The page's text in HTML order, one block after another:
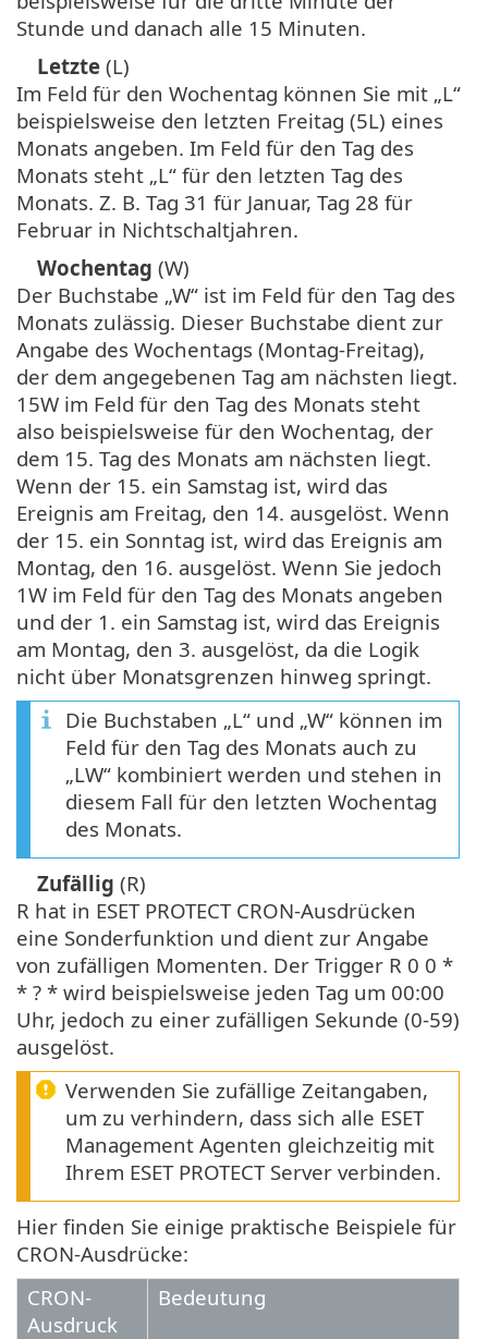
Stunde und danach alle 15 Minuten.
Letzte (L)
Im Feld für den Wochentag können Sie mit „L“
beispielsweise den letzten Freitag (5L) eines
Monats angeben. Im Feld für den Tag des
Monats steht „L“ für den letzten Tag des
Monats. Z. B. Tag 31 für Januar, Tag 28 für
Februar in Nichtschaltjahren.
Wochentag (W)
Der Buchstabe „W“ ist im Feld für den Tag des
Monats zulässig. Dieser Buchstabe dient zur
Angabe des Wochentags (Montag-Freitag),
der dem angegebenen Tag am nächsten liegt.
15W im Feld für den Tag des Monats steht
also beispielsweise für den Wochentag, der
dem 15. Tag des Monats am nächsten liegt.
Wenn der 15. ein Samstag ist, wird das
Ereignis am Freitag, den 14. ausgelöst. Wenn
der 15. ein Sonntag ist, wird das Ereignis am
Montag, den 16. ausgelöst. Wenn Sie jedoch
1W im Feld für den Tag des Monats angeben
und der 1. ein Samstag ist, wird das Ereignis
am Montag, den 3. ausgelöst, da die Logik
nicht über Monatsgrenzen hinweg springt.
Die Buchstaben „L“ und „W“ können im
Feld für den Tag des Monats auch zu
„LW“ kombiniert werden und stehen in
diesem Fall für den letzten Wochentag
des Monats.
Zufällig (R)
R hat in ESET PROTECT CRON-Ausdrücken
eine Sonderfunktion und dient zur Angabe
von zufälligen Momenten. Der Trigger R 0 0 *
* ? * wird beispielsweise jeden Tag um 00:00
Uhr, jedoch zu einer zufälligen Sekunde (0-59)
ausgelöst.
Verwenden Sie zufällige Zeitangaben,
um zu verhindern, dass sich alle ESET
Management Agenten gleichzeitig mit
Ihrem ESET PROTECT Server verbinden.
Hier finden Sie einige praktische Beispiele für
CRON-Ausdrücke:
CRON-
Ausdruck
Bedeutung